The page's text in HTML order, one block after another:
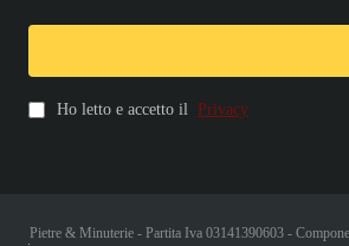
Ho letto e accetto il Privacy
Pietre & Minuterie - Partita Iva 03141390603 -